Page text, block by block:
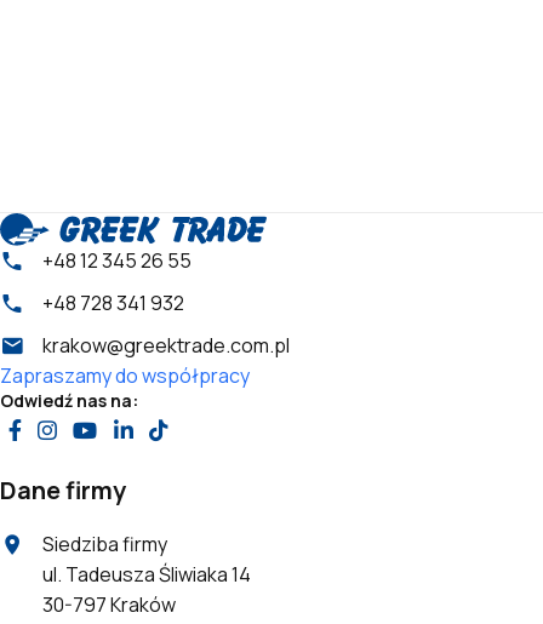
+48 12 345 26 55
+48 728 341 932
krakow@greektrade.com.pl
Zapraszamy do współpracy
Odwiedź nas na:
Dane firmy
Siedziba firmy
ul. Tadeusza Śliwiaka 14
30-797 Kraków